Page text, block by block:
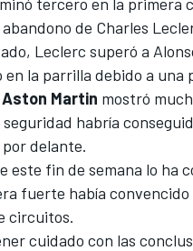
de Charles
Leclerc superó a
la parrilla debido a una
Aston Martin mostró
seguridad habría
por delante.
este fin de semana lo ha
fuerte había
circuitos.
cuidado con las